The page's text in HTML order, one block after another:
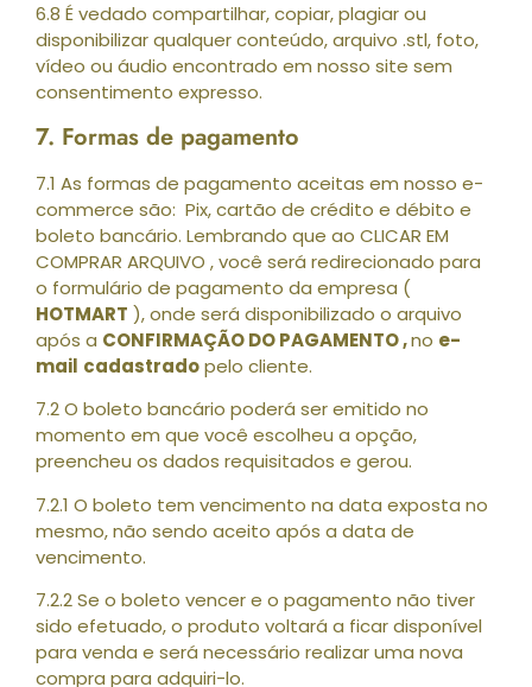
6.8 É vedado compartilhar, copiar, plagiar ou
disponibilizar qualquer conteúdo, arquivo .stl, foto,
vídeo ou áudio encontrado em nosso site sem
consentimento expresso.
7. Formas de pagamento
7.1 As formas de pagamento aceitas em nosso e-
commerce são: Pix, cartão de crédito e débito e
boleto bancário. Lembrando que ao CLICAR EM
COMPRAR ARQUIVO , você será redirecionado para
o formulário de pagamento da empresa (
HOTMART ), onde será disponibilizado o arquivo
após a CONFIRMAÇÃO DO PAGAMENTO ,no e-
mail cadastradopelo cliente.
7.2 O boleto bancário poderá ser emitido no
momento em que você escolheu a opção,
preencheu os dados requisitados e gerou.
7.2.1 O boleto tem vencimento na data exposta no
mesmo, não sendo aceito após a data de
vencimento.
7.2.2 Se o boleto vencer e o pagamento não tiver
sido efetuado, o produto voltará a ficar disponível
para venda e será necessário realizar uma nova
compra para adquiri-lo.